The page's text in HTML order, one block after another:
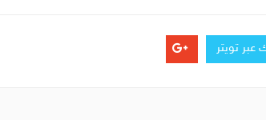
عبر تويتر